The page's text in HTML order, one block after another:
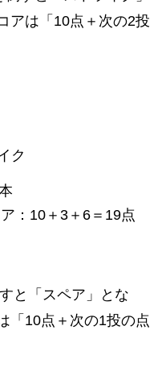
アは「10点＋次の2投
ク
：10＋3＋6＝19点
と「スペア」とな
「10点＋次の1投の点